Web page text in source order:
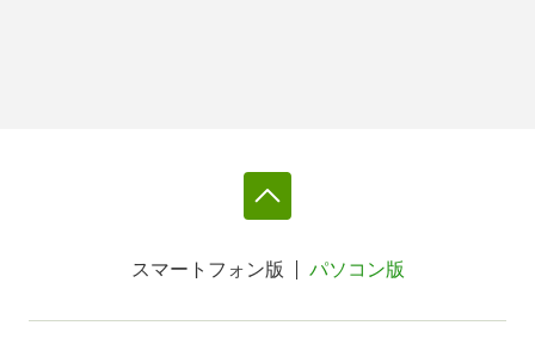
スマートフォン版 パソコン版